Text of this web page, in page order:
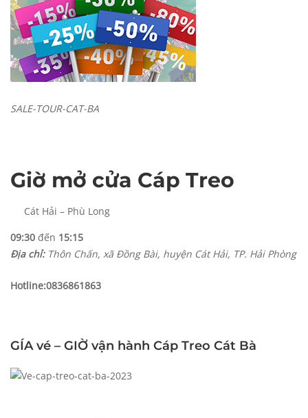
SALE-TOUR-CAT-BA
Giờ mở cửa Cáp Treo
Cát Hải – Phù Long
09:30 đến 15:15
Địa chỉ:Thôn Chấn, xã Đồng Bài, huyện Cát Hải, TP. Hải Phòng
Hotline:0836861863
GÍA vé – GIỜ vận hành Cáp Treo Cát Bà